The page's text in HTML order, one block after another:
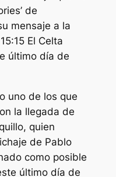
de
mensaje a la
El Celta
último día de
uno de los que
la llegada de
quien
de Pablo
como posible
último día de